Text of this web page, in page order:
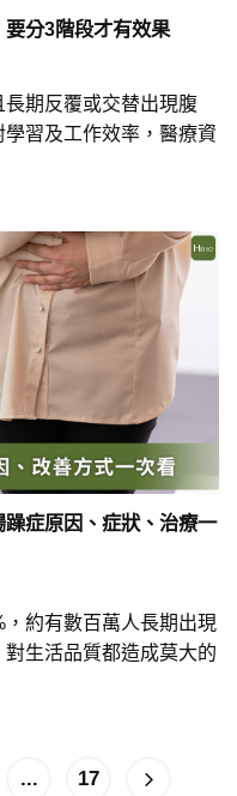
分3階段才有效果
期反覆或交替出現腹
習及工作效率，醫療資
症原因、症狀、治療一
約有數百萬人長期出現
生活品質都造成莫大的
... 17